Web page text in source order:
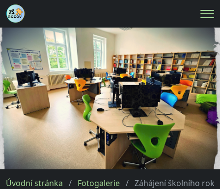
Úvodní stránka Fotogalerie Záhájení školního